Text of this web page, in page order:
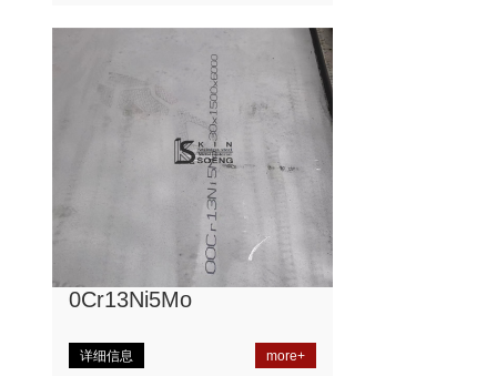
0Cr13Ni5Mo
详细信息 more+